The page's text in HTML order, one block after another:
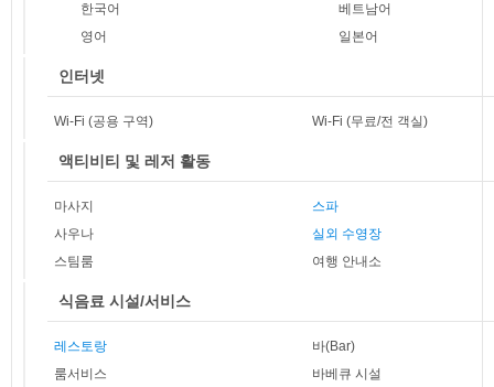
한국어
베트남어
영어
일본어
인터넷
Wi-Fi (공용 구역) Wi-Fi (무료/전 객실)
액티비티 및 레저 활동
마사지
스파
사우나
실외 수영장
스팀룸
여행 안내소
식음료 시설/서비스
레스토랑
바(Bar)
룸서비스
바베큐 시설